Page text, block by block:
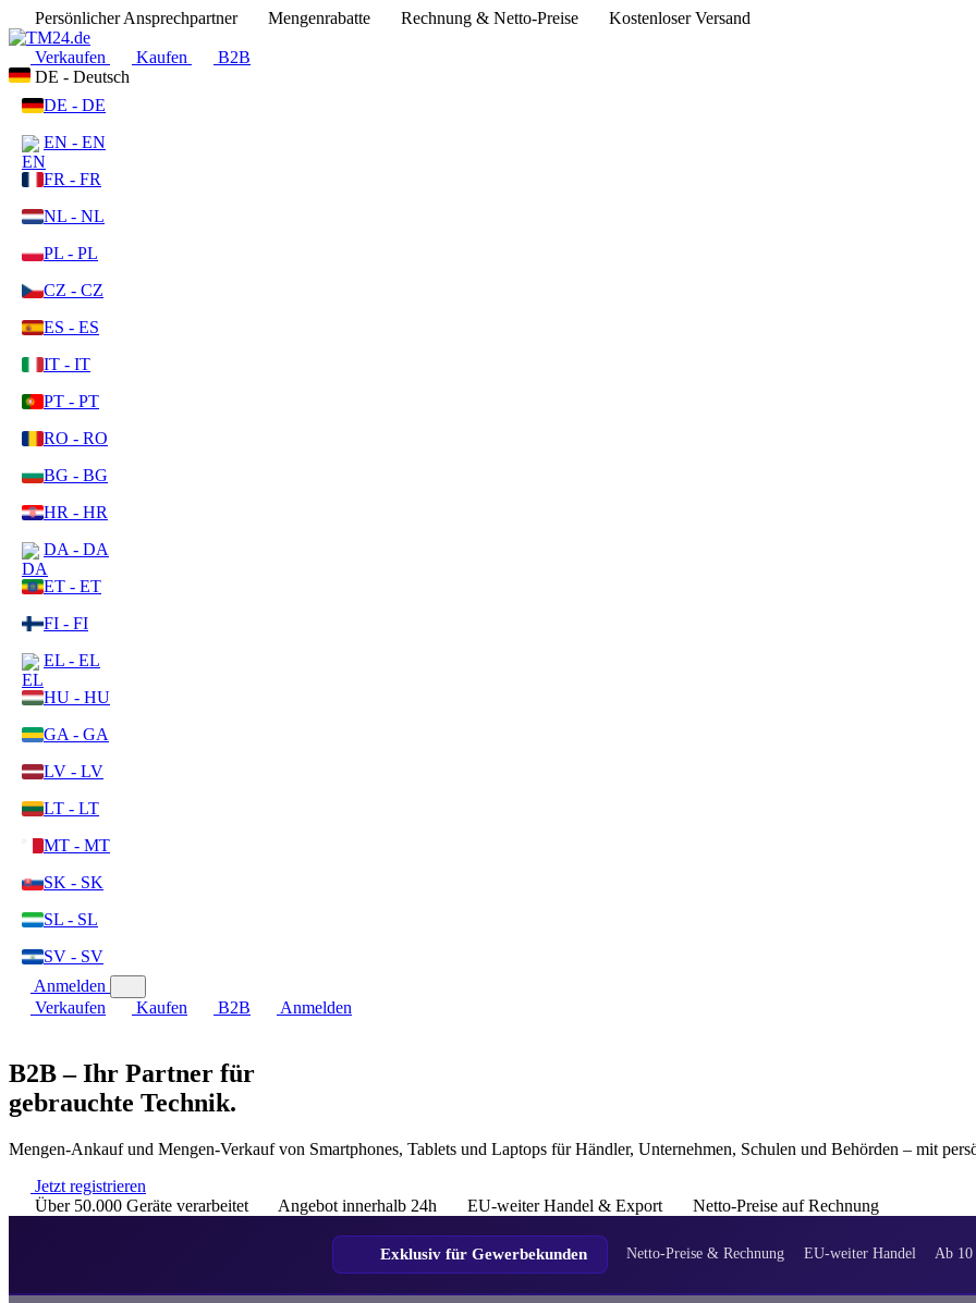
Persönlicher Ansprechpartner Mengenrabatte Rechnung & Netto-Preise Kostenloser Versand
Verkaufen Kaufen
B2B
DE - Deutsch
DE - DE
EN - EN
FR - FR
NL - NL
PL - PL
CZ - CZ
ES - ES
IT - IT
PT - PT
RO - RO
BG - BG
HR - HR
DA - DA
ET - ET
FI - FI
EL - EL
HU - HU
GA - GA
LV - LV
LT - LT
MT - MT
SK - SK
SL - SL
SV - SV
Anmelden
Verkaufen
Kaufen B2B Anmelden
B2B – Ihr Partner für
gebrauchte Technik.
Mengen-Ankauf und Mengen-Verkauf von Smartphones, Tablets und Laptops für Händler, Unternehmen, Schulen und Behörden – mit
Jetzt registrieren
Über 50.000 Geräte verarbeitet
Angebot innerhalb 24h EU-weiter Handel & Export Netto-Preise auf Rechnung
Exklusiv für Gewerbekunden Netto-Preise & Rechnung EU-weiter Handel Ab 10